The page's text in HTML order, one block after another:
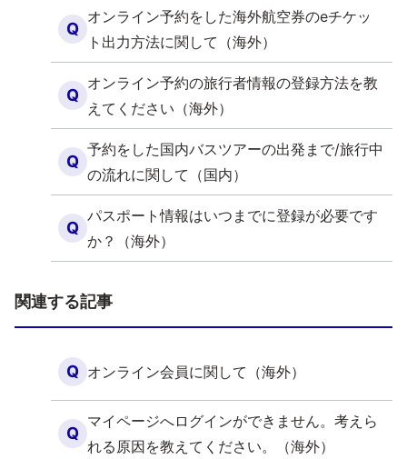
Q
オンライン予約をした海外航空券のeチケッ
ト出力方法に関して（海外）
Q
オンライン予約の旅行者情報の登録方法を教
えてください（海外）
Q
予約をした国内バスツアーの出発まで/旅行中
の流れに関して（国内）
Q
パスポート情報はいつまでに登録が必要です
か？（海外）
関連する記事
Q オンライン会員に関して（海外）
Q
マイページへログインができません。考えら
れる原因を教えてください。（海外）